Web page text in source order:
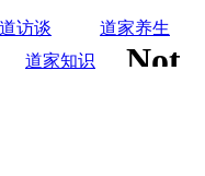
访谈
道家养生
道家知识